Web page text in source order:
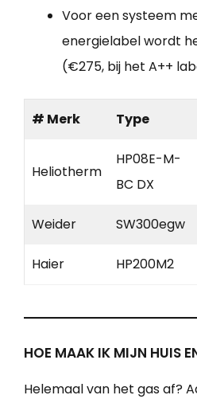
Voor een systeem
energielabel wordt
(€275, bij het A++
# Merk Type
Heliotherm
HP08E-M-
BC DX
Weider SW300egw
Haier HP200M2
HOE MAAK IK MIJN HUIS
Helemaal van het gas af?